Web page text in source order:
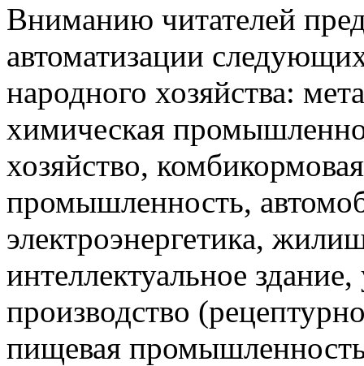
Вниманию читателей
автоматизации
народного хозяйства:
химическая
хозяйство,
промышленность,
электроэнергетика,
интеллектуальное
производство
пищевая